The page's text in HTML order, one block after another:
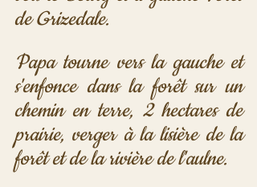
de Grizedale.
Papa tourne vers la gauche et
s'enfonce dans la forêt sur un
chemin en terre, 2 hectares de
prairie, verger à la lisière de la
forêt et de la rivière de l'aulne.